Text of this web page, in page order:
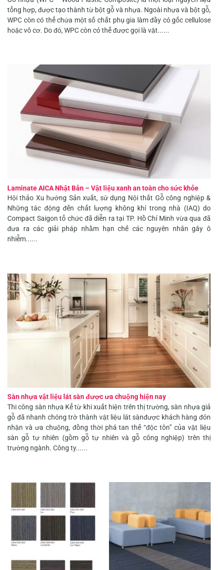
tổng hợp, được tạo thành từ bột gỗ và nhựa. Ngoài nhựa và bột gỗ,
WPC còn có thể chứa một số chất phụ gia làm đầy có gốc cellulose
hoặc vô cơ. Do đó, WPC còn có thể được gọi là vật......
Laminate AICA Nhật Bản – Vật liệu xanh an toàn cho sức khỏe
Hội thảo Xu hướng Sản xuất, sử dụng Nội thất Gỗ công nghiệp &
Những tác động đến chất lượng không khí trong nhà (IAQ) do
Compact Saigon tổ chức đã diễn ra tại TP. Hồ Chí Minh vừa qua đã
đưa ra các giải pháp nhằm hạn chế các nguyên nhân gây ô
nhiễm......
Sàn nhựa vật liệu lát sàn được ưa chuộng hiện nay
Thi công sàn nhựa Kể từ khi xuất hiện trên thị trường, sàn nhựa giả
gỗ đã nhanh chóng trở thành vật liệu lát sànđược khách hàng đón
nhận và ưa chuộng, đồng thời phá tan thế “độc tôn” của vật liệu
sàn gỗ tự nhiên (gồm gỗ tự nhiên và gỗ công nghiệp) trên thị
trường ngành. Công ty......